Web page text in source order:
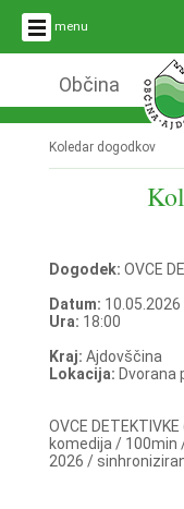
menu
Občina
Koledar dogodkov
Dogodek: OVCE
Datum: 10.05.2026
Ura: 18:00
Kraj: Ajdovščina
Lokacija: Dvorana
OVCE
komedija / 100min
2026 /